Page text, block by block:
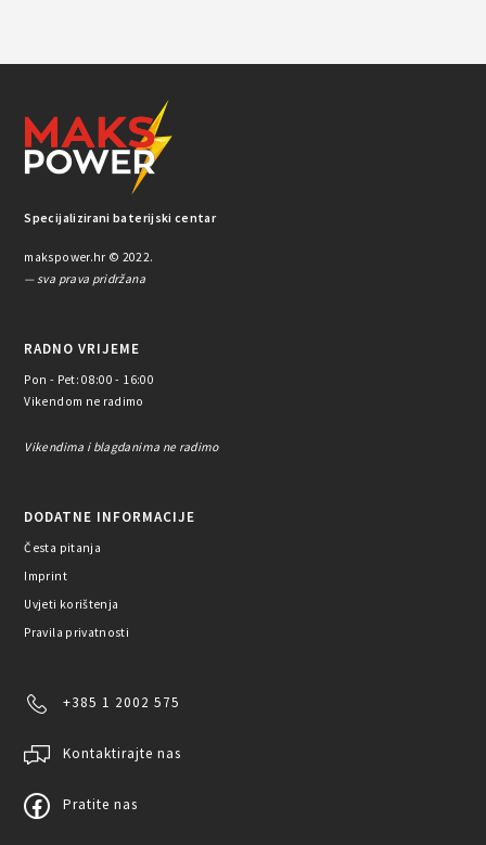
Specijalizirani baterijski centar
makspower.hr © 2022.
— sva prava pridržana
RADNO VRIJEME
Pon - Pet: 08:00 - 16:00
Vikendom ne radimo
Vikendima i blagdanima ne radimo
DODATNE INFORMACIJE
Česta pitanja
Imprint
Uvjeti korištenja
Pravila privatnosti
+385 1 2002 575
Kontaktirajte nas
Pratite nas